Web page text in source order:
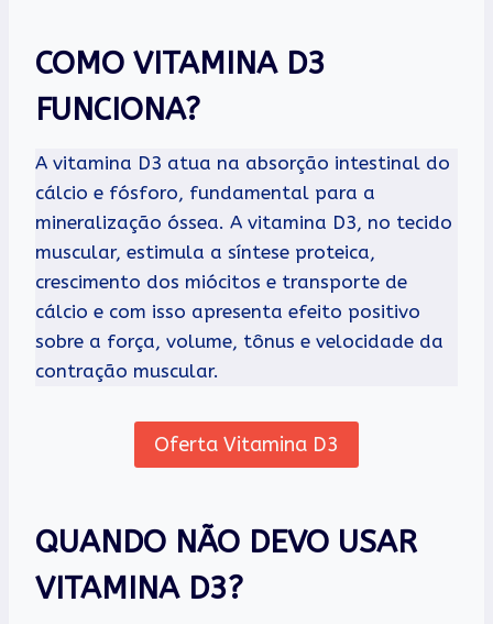
COMO VITAMINA D3
FUNCIONA?
A vitamina D3 atua na absorção intestinal do
cálcio e fósforo, fundamental para a
mineralização óssea. A vitamina D3, no tecido
muscular, estimula a síntese proteica,
crescimento dos miócitos e transporte de
cálcio e com isso apresenta efeito positivo
sobre a força, volume, tônus e velocidade da
contração muscular.
Oferta Vitamina D3
QUANDO NÃO DEVO USAR
VITAMINA D3?